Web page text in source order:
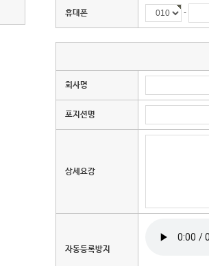
휴대폰 -
회사명
포지션명
상세요강
자동등록방지